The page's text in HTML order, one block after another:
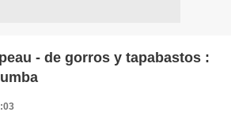
- de gorros y tapabastos :